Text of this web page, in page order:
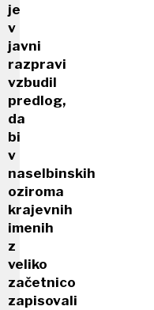
je
v
javni
razpravi
vzbudil
predlog,
da
bi
v
naselbinskih
oziroma
krajevnih
imenih
z
veliko
začetnico
zapisovali